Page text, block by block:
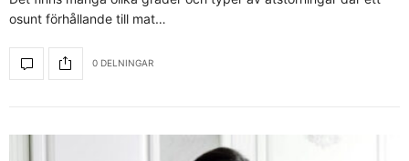
osunt förhållande till mat…
0 DELNINGAR